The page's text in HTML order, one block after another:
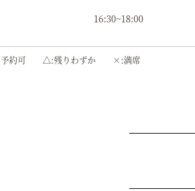
16:30~18:00
予約可 △ 残りわずか × 満席